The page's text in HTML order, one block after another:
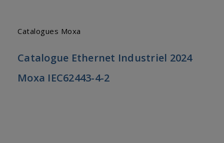
Catalogues Moxa
Catalogue Ethernet Industriel 2024
Moxa IEC62443-4-2